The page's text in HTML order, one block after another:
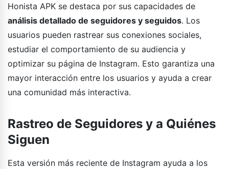
Honista APK se destaca por sus capacidades de
análisis detallado de seguidores y seguidos. Los
usuarios pueden rastrear sus conexiones sociales,
estudiar el comportamiento de su audiencia y
optimizar su página de Instagram. Esto garantiza una
mayor interacción entre los usuarios y ayuda a crear
una comunidad más interactiva.
Rastreo de Seguidores y a Quiénes
Siguen
Esta versión más reciente de Instagram ayuda a los